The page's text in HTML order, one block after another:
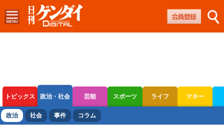
トピックス 政治・社会 芸能 スポーツ ライフ マネー
ボートレース 競輪 オートレース
政治 社会 事件 コラム